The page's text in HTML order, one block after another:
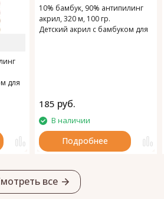
для
10% бамбук, 90% антипилинг
акрил, 320 м, 100 гр.
Детский акрил с бамбуком для
185 руб.
В наличии
Подробнее
все